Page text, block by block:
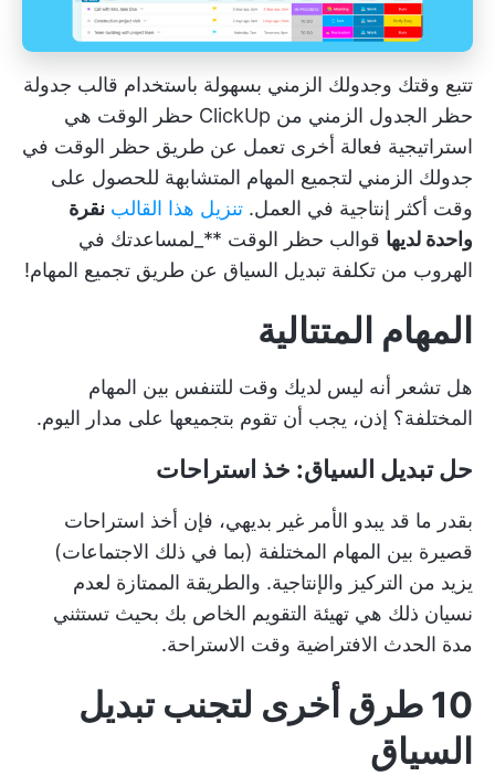
تتبع وقتك وجدولك الزمني بسهولة باستخدام قالب جدولة
حظر الجدول الزمني من ClickUp
حظر الوقت هي
استراتيجية فعالة أخرى تعمل عن طريق حظر الوقت في
جدولك الزمني لتجميع المهام المتشابهة للحصول على
وقت أكثر إنتاجية في العمل. تنزيل هذا القالب نقرة
واحدة لديها قوالب حظر الوقت **_لمساعدتك في
الهروب من تكلفة تبديل السياق عن طريق تجميع المهام!
المهام المتتالية
هل تشعر أنه ليس لديك وقت للتنفس بين المهام
المختلفة؟ إذن، يجب أن تقوم بتجميعها على مدار اليوم.
حل تبديل السياق: خذ استراحات
بقدر ما قد يبدو الأمر غير بديهي، فإن أخذ استراحات
قصيرة بين المهام المختلفة (بما في ذلك الاجتماعات)
يزيد من التركيز والإنتاجية. والطريقة الممتازة لعدم
نسيان ذلك هي تهيئة التقويم الخاص بك بحيث تستثني
مدة الحدث الافتراضية وقت الاستراحة.
10 طرق أخرى لتجنب تبديل
السياق